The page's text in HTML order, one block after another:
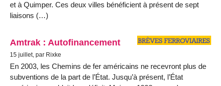
et à Quimper. Ces deux villes bénéficient à présent de sept
liaisons (…)
Amtrak : Autofinancement
15 juillet, par Rixke
En 2003, les Chemins de fer américains ne recevront plus de
subventions de la part de l’État. Jusqu’à présent, l’État